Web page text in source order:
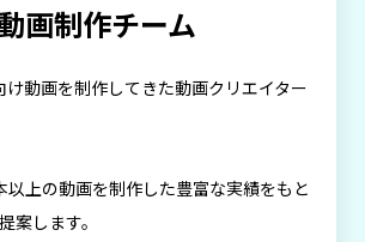
画制作チーム
動画を制作してきた動画クリエイター
以上の動画を制作した豊富な実績をもと
案します。